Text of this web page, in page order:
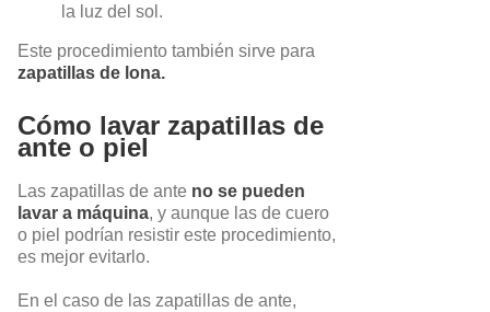
la luz del sol.
Este procedimiento también sirve para
zapatillas de lona.
Cómo lavar zapatillas de
ante o piel
Las zapatillas de ante no se pueden
lavar a máquina, y aunque las de cuero
o piel podrían resistir este procedimiento,
es mejor evitarlo.
En el caso de las zapatillas de ante,